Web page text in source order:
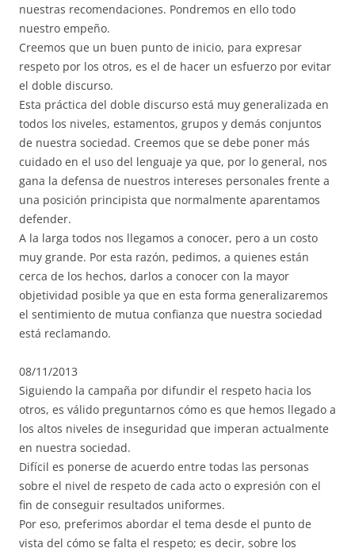
nuestras recomendaciones. Pondremos en ello todo
nuestro empeño.
Creemos que un buen punto de inicio, para expresar
respeto por los otros, es el de hacer un esfuerzo por evitar
el doble discurso.
Esta práctica del doble discurso está muy generalizada en
todos los niveles, estamentos, grupos y demás conjuntos
de nuestra sociedad. Creemos que se debe poner más
cuidado en el uso del lenguaje ya que, por lo general, nos
gana la defensa de nuestros intereses personales frente a
una posición principista que normalmente aparentamos
defender.
A la larga todos nos llegamos a conocer, pero a un costo
muy grande. Por esta razón, pedimos, a quienes están
cerca de los hechos, darlos a conocer con la mayor
objetividad posible ya que en esta forma generalizaremos
el sentimiento de mutua confianza que nuestra sociedad
está reclamando.
08/11/2013
Siguiendo la campaña por difundir el respeto hacia los
otros, es válido preguntarnos cómo es que hemos llegado a
los altos niveles de inseguridad que imperan actualmente
en nuestra sociedad.
Difícil es ponerse de acuerdo entre todas las personas
sobre el nivel de respeto de cada acto o expresión con el
fin de conseguir resultados uniformes.
Por eso, preferimos abordar el tema desde el punto de
vista del cómo se falta el respeto; es decir, sobre los